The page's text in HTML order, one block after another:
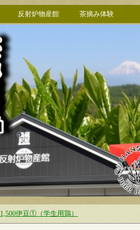
反射炉物産館 茶摘み体験
1,500伊豆①（学生用鶏）